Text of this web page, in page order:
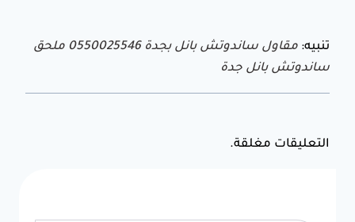
تنبيه:
مقاول ساندوتش بانل بجدة 0550025546 ملحق
ساندوتش بانل جدة
التعليقات مغلقة.